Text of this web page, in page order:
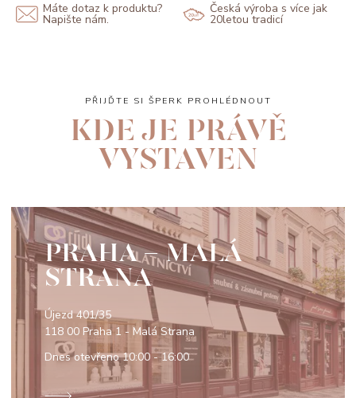
Máte dotaz k produktu?
Napište nám.
Česká výroba s více jak
20letou tradicí
PŘIJĎTE SI ŠPERK PROHLÉDNOUT
KDE JE PRÁVĚ
VYSTAVEN
PRAHA - MALÁ
STRANA
Újezd 401/35
118 00 Praha 1 - Malá Strana
Dnes otevřeno10:00 - 16:00